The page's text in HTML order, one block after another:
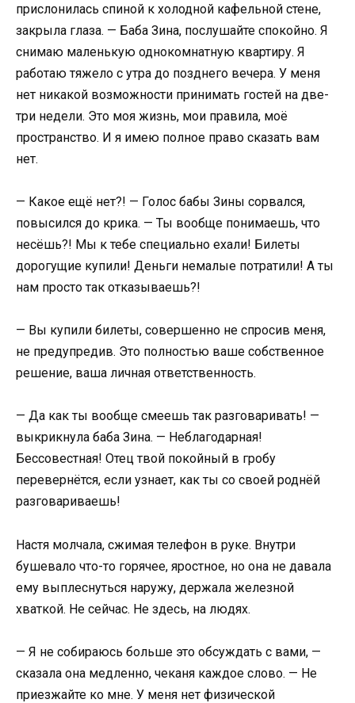
прислонилась спиной к холодной кафельной стене,
закрыла глаза. — Баба Зина, послушайте спокойно. Я
снимаю маленькую однокомнатную квартиру. Я
работаю тяжело с утра до позднего вечера. У меня
нет никакой возможности принимать гостей на две-
три недели. Это моя жизнь, мои правила, моё
пространство. И я имею полное право сказать вам
нет.
— Какое ещё нет?! — Голос бабы Зины сорвался,
повысился до крика. — Ты вообще понимаешь, что
несёшь?! Мы к тебе специально ехали! Билеты
дорогущие купили! Деньги немалые потратили! А ты
нам просто так отказываешь?!
— Вы купили билеты, совершенно не спросив меня,
не предупредив. Это полностью ваше собственное
решение, ваша личная ответственность.
— Да как ты вообще смеешь так разговаривать! —
выкрикнула баба Зина. — Неблагодарная!
Бессовестная! Отец твой покойный в гробу
перевернётся, если узнает, как ты со своей роднёй
разговариваешь!
Настя молчала, сжимая телефон в руке. Внутри
бушевало что-то горячее, яростное, но она не давала
ему выплеснуться наружу, держала железной
хваткой. Не сейчас. Не здесь, на людях.
— Я не собираюсь больше это обсуждать с вами, —
сказала она медленно, чеканя каждое слово. — Не
приезжайте ко мне. У меня нет физической